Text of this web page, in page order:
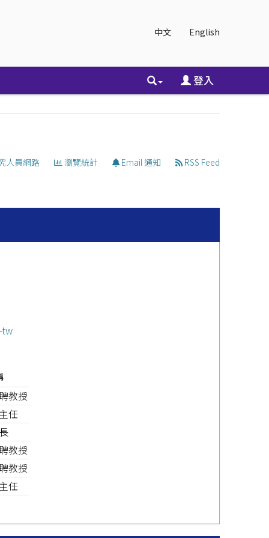
中文 English
登入
人員網路 瀏覽統計 Email 通知 RSS Feed
tw
教授
任
教授
教授
任